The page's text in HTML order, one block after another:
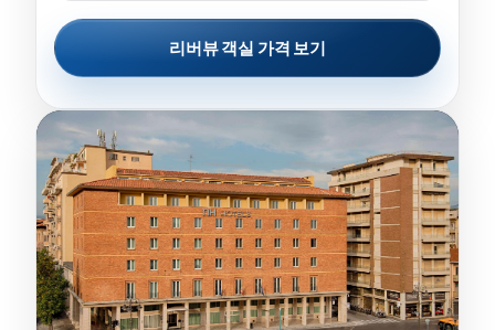
리버뷰 객실 가격 보기